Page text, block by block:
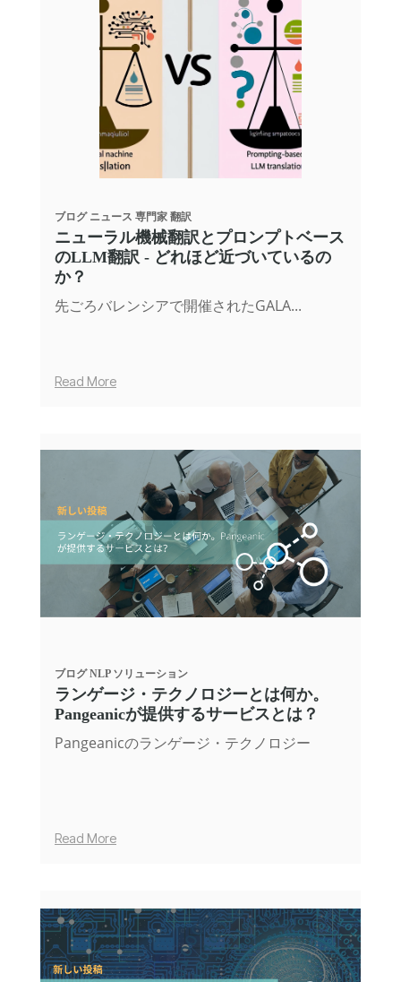
ブログ ニュース 専門家 翻訳
ニューラル機械翻訳とプロンプトベース
のLLM翻訳 - どれほど近づいているの
か？
先ごろバレンシアで開催されたGALA...
Read More
ブログ NLP ソリューション
ランゲージ・テクノロジーとは何か。
Pangeanicが提供するサービスとは？
Pangeanicのランゲージ・テクノロジー
Read More